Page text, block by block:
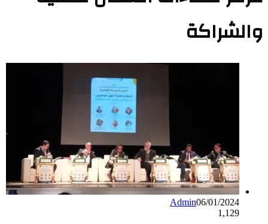
والشراكة
Admin06/01/2024
1,129